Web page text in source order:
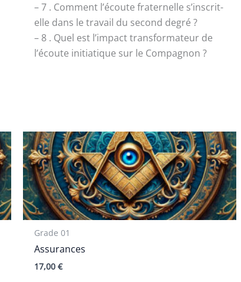
– 7 . Comment l’écoute fraternelle s’inscrit-
elle dans le travail du second degré ?
– 8 . Quel est l’impact transformateur de
l’écoute initiatique sur le Compagnon ?
Grade 01
Assurances
17,00€